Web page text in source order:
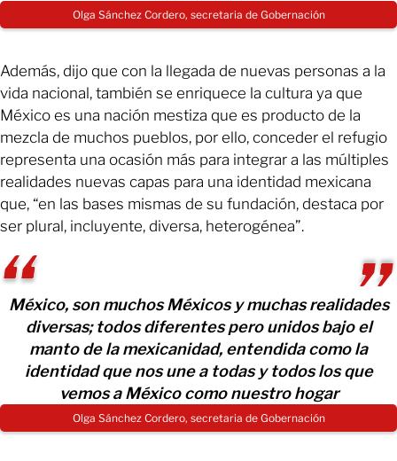
Olga Sánchez Cordero, secretaria de Gobernación
Además, dijo que con la llegada de nuevas personas a la
vida nacional, también se enriquece la cultura ya que
México es una nación mestiza que es producto de la
mezcla de muchos pueblos, por ello, conceder el refugio
representa una ocasión más para integrar a las múltiples
realidades nuevas capas para una identidad mexicana
que, “en las bases mismas de su fundación, destaca por
ser plural, incluyente, diversa, heterogénea”.
México, son muchos Méxicos y muchas realidades
diversas; todos diferentes pero unidos bajo el
manto de la mexicanidad, entendida como la
identidad que nos une a todas y todos los que
vemos a México como nuestro hogar
Olga Sánchez Cordero, secretaria de Gobernación